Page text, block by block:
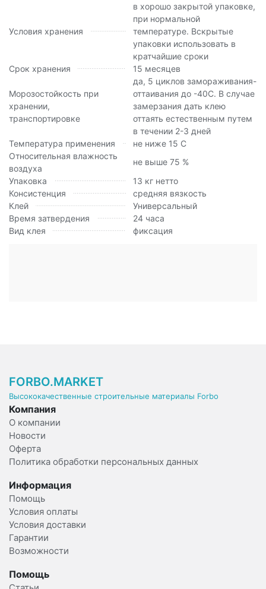
Условия хранения
в хорошо закрытой упаковке,
при нормальной
температуре. Вскрытые
упаковки использовать в
кратчайшие сроки
Срок хранения
15 месяцев
Морозостойкость при
хранении,
транспортировке
да, 5 циклов замораживания-
оттаивания до -40С. В случае
замерзания дать клею
оттаять естественным путем
в течении 2-3 дней
Температура применения
не ниже 15 С
Относительная влажность
воздуха
не выше 75 %
Упаковка
13 кг нетто
Консистенция
средняя вязкость
Клей
Универсальный
Время затвердения
24 часа
Вид клея
фиксация
FORBO.MARKET
Высококачественные строительные материалы Forbo
Компания
О компании
Новости
Оферта
Политика обработки персональных данных
Информация
Помощь
Условия оплаты
Условия доставки
Гарантии
Возможности
Помощь